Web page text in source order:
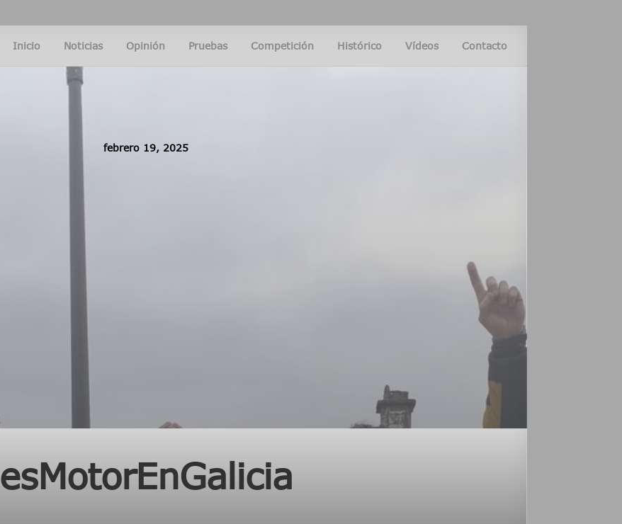
Inicio Noticias Opinión Pruebas Competición Histórico Vídeos Contacto
febrero 19, 2025
esMotorEnGalicia